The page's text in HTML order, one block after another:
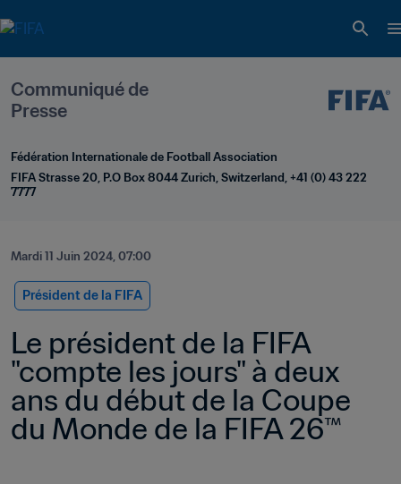
Communiqué de
Presse
Fédération Internationale de Football Association
FIFA Strasse 20, P.O Box 8044 Zurich, Switzerland, +41 (0) 43 222
7777
Mardi 11 Juin 2024, 07:00
Président de la FIFA
Le président de la FIFA
"compte les jours" à deux
ans du début de la Coupe
du Monde de la FIFA 26™